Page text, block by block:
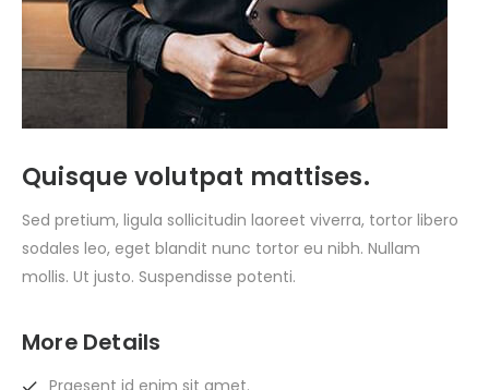
Quisque volutpat mattises.
Sed pretium, ligula sollicitudin laoreet viverra, tortor libero
sodales leo, eget blandit nunc tortor eu nibh. Nullam
mollis. Ut justo. Suspendisse potenti.
More Details